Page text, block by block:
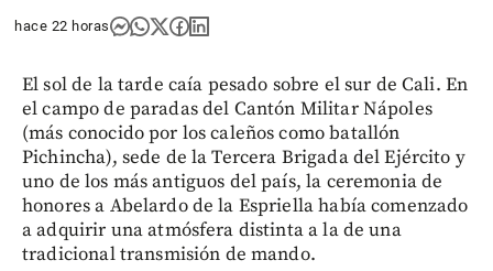
hace 22 horas
El sol de la tarde caía pesado sobre el sur de Cali. En
el campo de paradas del Cantón Militar Nápoles
(más conocido por los caleños como batallón
Pichincha), sede de la Tercera Brigada del Ejército y
uno de los más antiguos del país, la ceremonia de
honores a Abelardo de la Espriella había comenzado
a adquirir una atmósfera distinta a la de una
tradicional transmisión de mando.